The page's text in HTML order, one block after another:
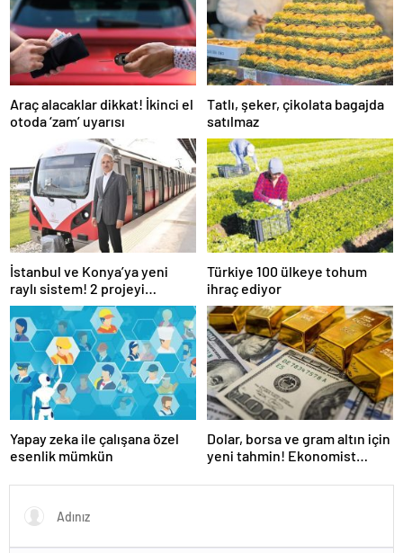
Araç alacaklar dikkat! İkinci el
otoda ‘zam’ uyarısı
Tatlı, şeker, çikolata bagajda
satılmaz
İstanbul ve Konya’ya yeni
raylı sistem! 2 projeyi
Ulaştırma Bakanlığı üstlendi
Türkiye 100 ülkeye tohum
ihraç ediyor
Yapay zeka ile çalışana özel
esenlik mümkün
Dolar, borsa ve gram altın için
yeni tahmin! Ekonomist
açıkladı